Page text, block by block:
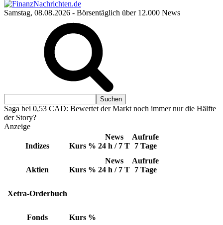
Samstag, 08.08.2026 - Börsentäglich über 12.000 News
Saga bei 0,53 CAD: Bewertet der Markt noch immer nur die Hälfte
der Story?
Anzeige
Indizes Kurs %
News
24 h / 7 T
Aufrufe
7 Tage
Aktien Kurs %
News
24 h / 7 T
Aufrufe
7 Tage
Xetra-Orderbuch
Fonds Kurs %